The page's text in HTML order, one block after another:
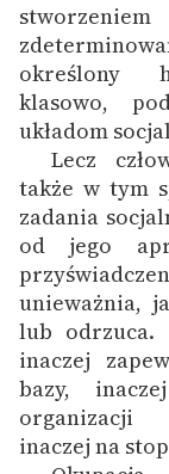
określony
klasowo,
układom
Lecz
także w tym
zadania
od jego
unieważnia,
lub odrzuca.
inaczej
bazy,
organizacji
inaczej na